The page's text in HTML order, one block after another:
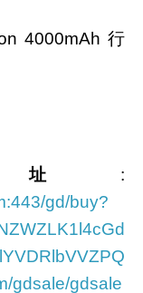
4000mAh 行
址 :
gd/buy?
gdsale/gdsale